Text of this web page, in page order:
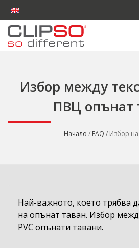
Избор между
ПВЦ опънат
Начало / FAQ / Избор на
Най-важното, което трябва
на опънат таван. Избор
PVC опънати тавани.